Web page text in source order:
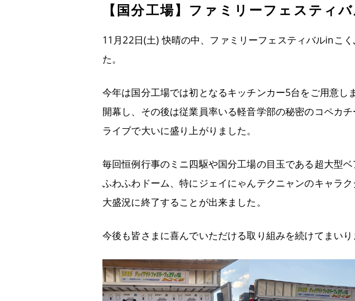
【国分工場】ファミリーフェスティ
11月22日(土) 快晴の中、ファミリーフェスティバルinこ
た
今年は国分工場では初となるキッチンカー5台をご用意
開幕し、その後は従業員率いる軽音学部の秘密のコペカ
ライブで大いに盛り上がりました。
毎回恒例行事のミニ四駆や国分工場の目玉である超大型
ふわふわドーム、特にジェイにゃんテクニャンのキャラ
大盛況に終了することが出来ました。
今後も皆さまに喜んでいただける取り組みを続けてまいり